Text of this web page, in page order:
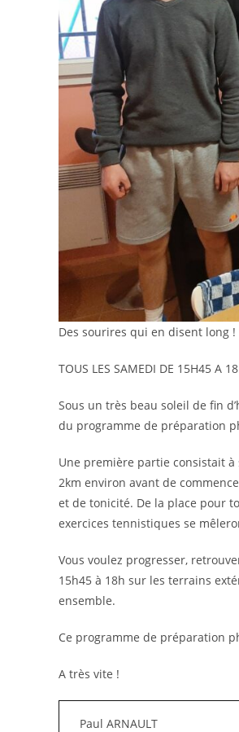
Des sourires qui en disent long !
TOUS LES SAMEDI DE 15H45 A
Sous un très beau soleil de fin
du programme de préparation
Une première partie consistait
2km environ avant de
et de tonicité. De la place pour
exercices tennistiques se
Vous voulez progresser,
15h45 à 18h sur les terrains
ensemble.
Ce programme de préparation
A très vite !
Paul ARNAULT